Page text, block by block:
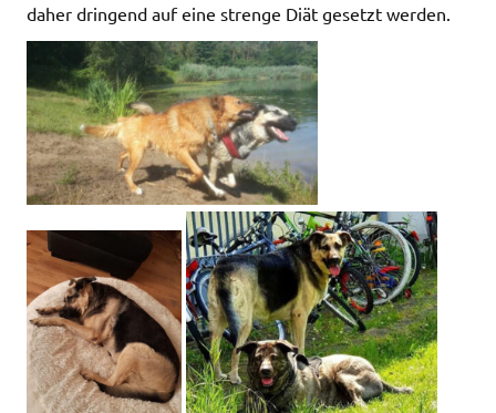
daher dringend auf eine strenge Diät gesetzt werden.